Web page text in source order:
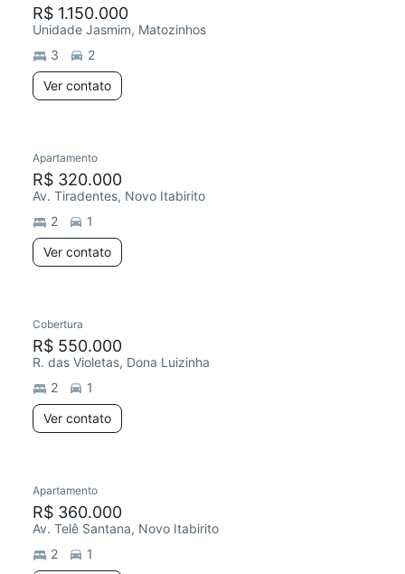
R$ 1.150.000
Unidade Jasmim, Matozinhos
3
2
Ver contato
Redecorar
Apartamento
R$ 320.000
Av. Tiradentes, Novo Itabirito
2
1
Ver contato
Cobertura
R$ 550.000
R. das Violetas, Dona Luizinha
2
1
Ver contato
Apartamento
R$ 360.000
Av. Telê Santana, Novo Itabirito
2
1